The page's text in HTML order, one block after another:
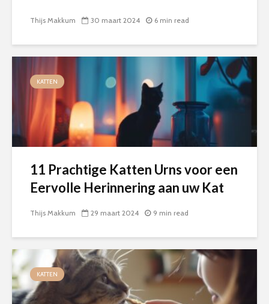
Thijs Makkum 30 maart 2024 6 min read
KATTEN
11 Prachtige Katten Urns voor een
Eervolle Herinnering aan uw Kat
Thijs Makkum 29 maart 2024 9 min read
KATTEN